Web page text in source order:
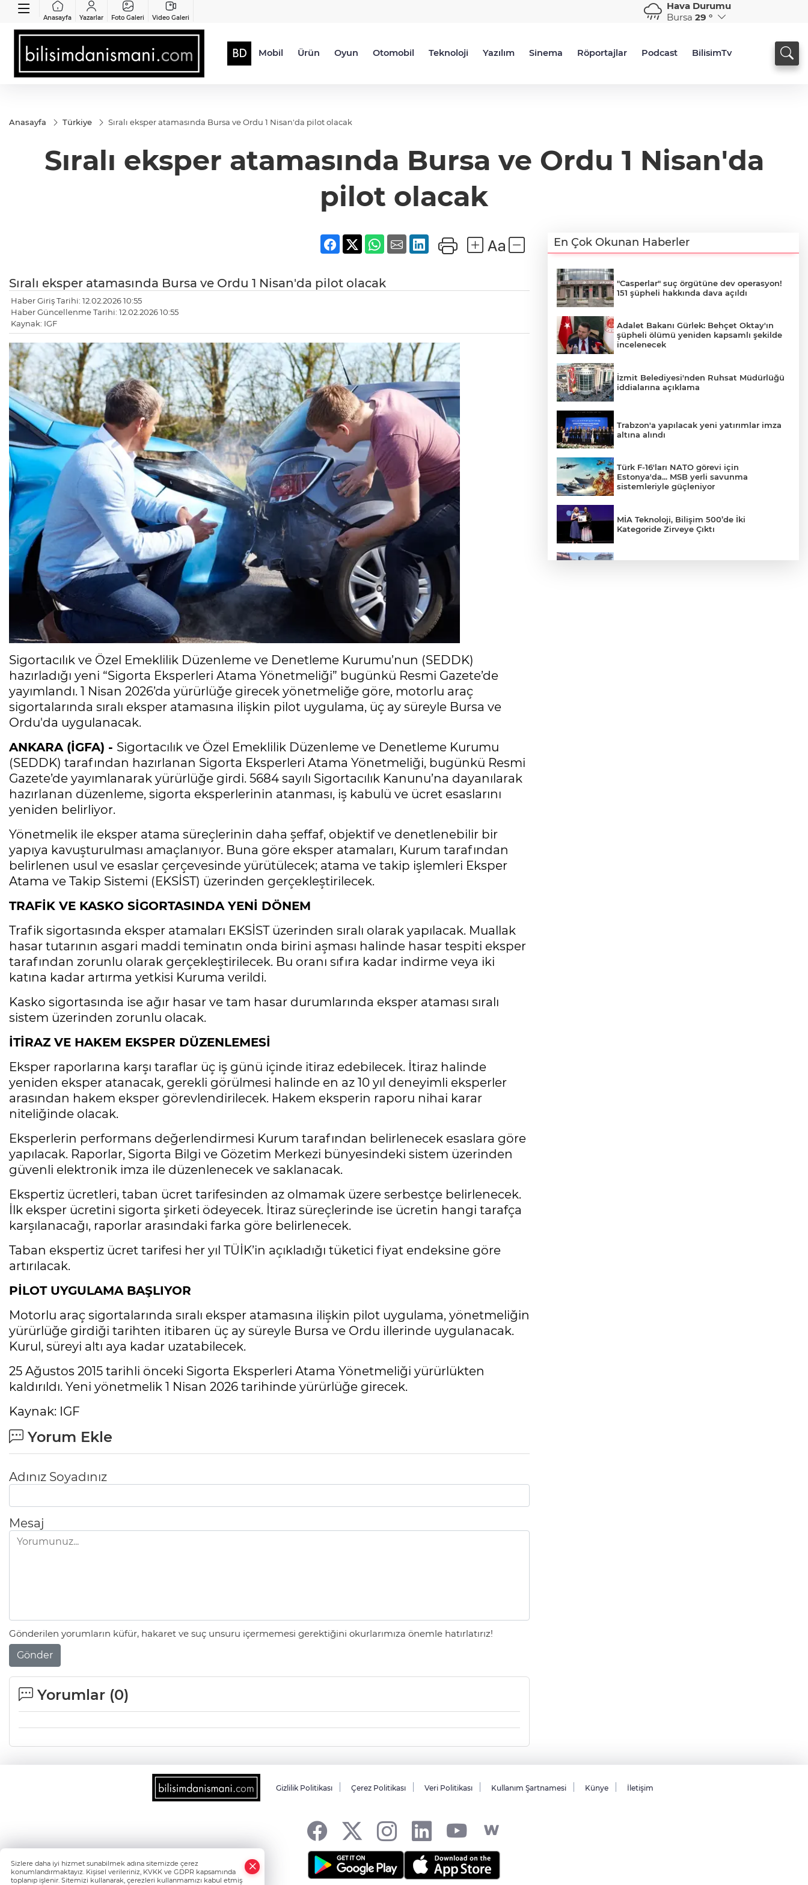
Anasayfa Yazarlar Foto Galeri Video Galeri
Hava Durumu
Bursa 29 °
Mobil Ürün Oyun Otomobil Teknoloji Yazılım Sinema Röportajlar Podcast BilisimTv
Anasayfa Türkiye Sıralı eksper atamasında Bursa ve Ordu 1 Nisan'da pilot olacak
Sıralı eksper atamasında Bursa ve Ordu 1 Nisan'da
pilot olacak
Sıralı eksper atamasında Bursa ve Ordu 1 Nisan'da pilot olacak
Haber Giriş Tarihi: 12.02.2026 10:55
Haber Güncellenme Tarihi: 12.02.2026 10:55
Kaynak: IGF
Sigortacılık ve Özel Emeklilik Düzenleme ve Denetleme Kurumu’nun (SEDDK)
hazırladığı yeni “Sigorta Eksperleri Atama Yönetmeliği” bugünkü Resmi Gazete’de
yayımlandı. 1 Nisan 2026’da yürürlüğe girecek yönetmeliğe göre, motorlu araç
sigortalarında sıralı eksper atamasına ilişkin pilot uygulama, üç ay süreyle Bursa ve
Ordu'da uygulanacak.
ANKARA (İGFA) - Sigortacılık ve Özel Emeklilik Düzenleme ve Denetleme Kurumu
(SEDDK) tarafından hazırlanan Sigorta Eksperleri Atama Yönetmeliği, bugünkü Resmi
Gazete’de yayımlanarak yürürlüğe girdi. 5684 sayılı Sigortacılık Kanunu’na dayanılarak
hazırlanan düzenleme, sigorta eksperlerinin atanması, iş kabulü ve ücret esaslarını
yeniden belirliyor.
Yönetmelik ile eksper atama süreçlerinin daha şeffaf, objektif ve denetlenebilir bir
yapıya kavuşturulması amaçlanıyor. Buna göre eksper atamaları, Kurum tarafından
belirlenen usul ve esaslar çerçevesinde yürütülecek; atama ve takip işlemleri Eksper
Atama ve Takip Sistemi (EKSİST) üzerinden gerçekleştirilecek.
TRAFİK VE KASKO SİGORTASINDA YENİ DÖNEM
Trafik sigortasında eksper atamaları EKSİST üzerinden sıralı olarak yapılacak. Muallak
hasar tutarının asgari maddi teminatın onda birini aşması halinde hasar tespiti eksper
tarafından zorunlu olarak gerçekleştirilecek. Bu oranı sıfıra kadar indirme veya iki
katına kadar artırma yetkisi Kuruma verildi.
Kasko sigortasında ise ağır hasar ve tam hasar durumlarında eksper ataması sıralı
sistem üzerinden zorunlu olacak.
İTİRAZ VE HAKEM EKSPER DÜZENLEMESİ
Eksper raporlarına karşı taraflar üç iş günü içinde itiraz edebilecek. İtiraz halinde
yeniden eksper atanacak, gerekli görülmesi halinde en az 10 yıl deneyimli eksperler
arasından hakem eksper görevlendirilecek. Hakem eksperin raporu nihai karar
niteliğinde olacak.
Eksperlerin performans değerlendirmesi Kurum tarafından belirlenecek esaslara göre
yapılacak. Raporlar, Sigorta Bilgi ve Gözetim Merkezi bünyesindeki sistem üzerinden
güvenli elektronik imza ile düzenlenecek ve saklanacak.
Ekspertiz ücretleri, taban ücret tarifesinden az olmamak üzere serbestçe belirlenecek.
İlk eksper ücretini sigorta şirketi ödeyecek. İtiraz süreçlerinde ise ücretin hangi tarafça
karşılanacağı, raporlar arasındaki farka göre belirlenecek.
Taban ekspertiz ücret tarifesi her yıl TÜİK’in açıkladığı tüketici fiyat endeksine göre
artırılacak.
PİLOT UYGULAMA BAŞLIYOR
Motorlu araç sigortalarında sıralı eksper atamasına ilişkin pilot uygulama, yönetmeliğin
yürürlüğe girdiği tarihten itibaren üç ay süreyle Bursa ve Ordu illerinde uygulanacak.
Kurul, süreyi altı aya kadar uzatabilecek.
25 Ağustos 2015 tarihli önceki Sigorta Eksperleri Atama Yönetmeliği yürürlükten
kaldırıldı. Yeni yönetmelik 1 Nisan 2026 tarihinde yürürlüğe girecek.
Kaynak: IGF
Yorum Ekle
Adınız Soyadınız
Mesaj
Gönderilen yorumların küfür, hakaret ve suç unsuru içermemesi gerektiğini okurlarımıza önemle hatırlatırız!
Gönder
Yorumlar (0)
En Çok Okunan Haberler
"Casperlar" suç örgütüne dev operasyon!
151 şüpheli hakkında dava açıldı
Adalet Bakanı Gürlek: Behçet Oktay'ın
şüpheli ölümü yeniden kapsamlı şekilde
incelenecek
İzmit Belediyesi'nden Ruhsat Müdürlüğü
iddialarına açıklama
Trabzon'a yapılacak yeni yatırımlar imza
altına alındı
Türk F-16'ları NATO görevi için
Estonya'da... MSB yerli savunma
sistemleriyle güçleniyor
MİA Teknoloji, Bilişim 500’de İki
Kategoride Zirveye Çıktı
Gizlilik Politikası Çerez Politikası Veri Politikası Kullanım Şartnamesi Künye İletişim
Sizlere daha iyi hizmet sunabilmek adına sitemizde çerez
konumlandırmaktayız. Kişisel verileriniz, KVKK ve GDPR kapsamında
toplanıp işlenir. Sitemizi kullanarak, çerezleri kullanmamızı kabul etmiş
Whatsapp